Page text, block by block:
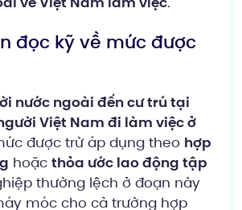
đọc kỹ về mức được
nước ngoài đến cư trú tại
Việt Nam đi làm việc ở
được trừ áp dụng theo hợp
hoặc thỏa ước lao động tập
thường lệch ở đoạn này
móc cho cả trường hợp